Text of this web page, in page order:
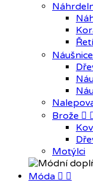
Náušnice
Brože 
Motýlci
Móda  